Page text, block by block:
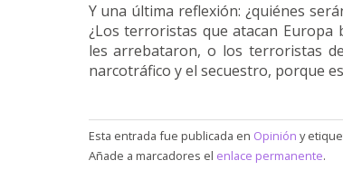
Y una última reflexión: ¿quiénes
¿Los terroristas que atacan Europa
les arrebataron, o los terroristas
narcotráfico y el secuestro, porque
Esta entrada fue publicada en Opinión y
Añade a marcadores el enlace permanente.